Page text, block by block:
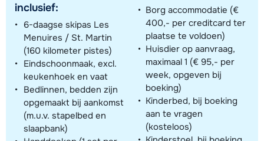
inclusief:
6-daagse skipas Les
Menuires / St. Martin
(160 kilometer pistes)
Eindschoonmaak, excl.
keukenhoek en vaat
Bedlinnen, bedden zijn
opgemaakt bij aankomst
(m.u.v. stapelbed en
slaapbank)
Borg accommodatie (€
400,- per creditcard ter
plaatse te voldoen)
Huisdier op aanvraag,
maximaal 1 (€ 95,- per
week, opgeven bij
boeking)
Kinderbed, bij boeking
aan te vragen
(kosteloos)